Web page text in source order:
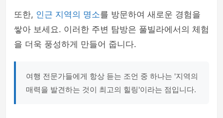
또한, 인근 지역의 명소를 방문하여 새로운 경험을
쌓아 보세요. 이러한 주변 탐방은 풀빌라에서의 체험
을 더욱 풍성하게 만들어 줍니다.
여행 전문가들에게 항상 듣는 조언 중 하나는 '지역의
매력을 발견하는 것이 최고의 힐링'이라는 점입니다.